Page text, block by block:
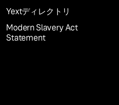
Yextディレクトリ
Modern Slavery Act
Statement